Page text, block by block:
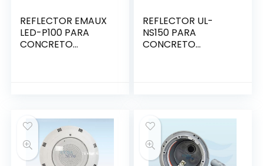
REFLECTOR EMAUX
LED-P100 PARA
CONCRETO
REFLECTOR UL-
NS150 PARA
CONCRETO